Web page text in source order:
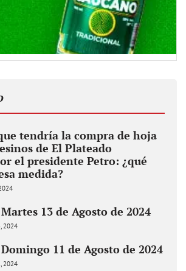
tendría la compra de hoja
de El Plateado
el presidente Petro: ¿qué
medida?
13 de Agosto de 2024
2024
11 de Agosto de 2024
2024